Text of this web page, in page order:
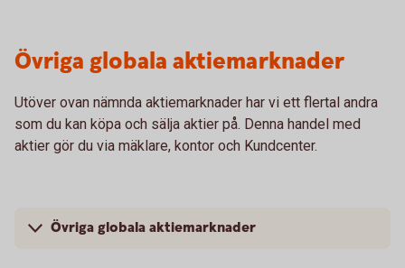
Övriga globala aktiemarknader
Utöver ovan nämnda aktiemarknader har vi ett flertal andra
som du kan köpa och sälja aktier på. Denna handel med
aktier gör du via mäklare, kontor och Kundcenter.
Övriga globala aktiemarknader